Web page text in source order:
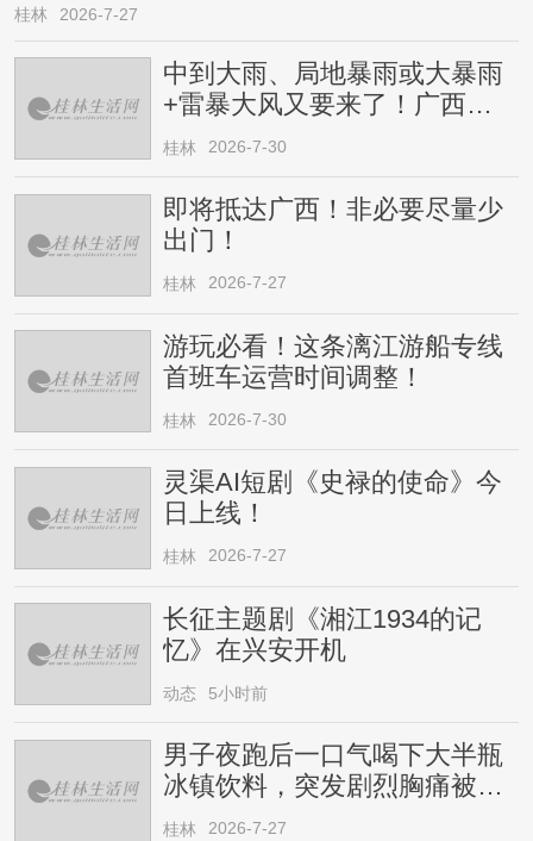
桂林 2026-7-27
中到大雨、局地暴雨或大暴雨
+雷暴大风又要来了！广西人
请注意
桂林 2026-7-30
即将抵达广西！非必要尽量少
出门！
桂林 2026-7-27
游玩必看！这条漓江游船专线
首班车运营时间调整！
桂林 2026-7-30
灵渠AI短剧《史禄的使命》今
日上线！
桂林 2026-7-27
长征主题剧《湘江1934的记
忆》在兴安开机
动态 5小时前
男子夜跑后一口气喝下大半瓶
冰镇饮料，突发剧烈胸痛被送
医！医生提醒→
桂林 2026-7-27